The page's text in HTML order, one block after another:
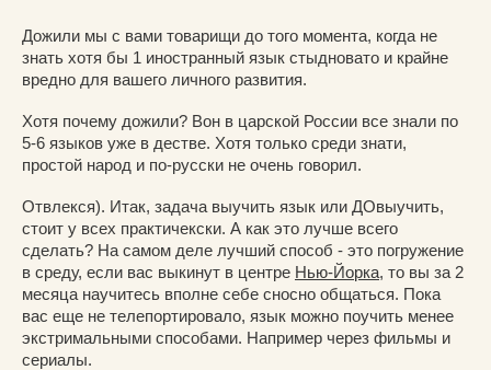
Дожили мы с вами товарищи до того момента, когда не
знать хотя бы 1 иностранный язык стыдновато и крайне
вредно для вашего личного развития.
Хотя почему дожили? Вон в царской России все знали по
5-6 языков уже в дестве. Хотя только среди знати,
простой народ и по-русски не очень говорил.
Отвлекся). Итак, задача выучить язык или ДОвыучить,
стоит у всех практичекски. А как это лучше всего
сделать? На самом деле лучший способ - это погружение
в среду, если вас выкинут в центре Нью-Йорка, то вы за 2
месяца научитесь вполне себе сносно общаться. Пока
вас еще не телепортировало, язык можно поучить менее
экстримальными способами. Например через фильмы и
сериалы.